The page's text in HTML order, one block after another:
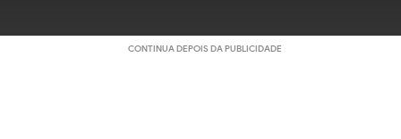
CONTINUA DEPOIS DA PUBLICIDADE